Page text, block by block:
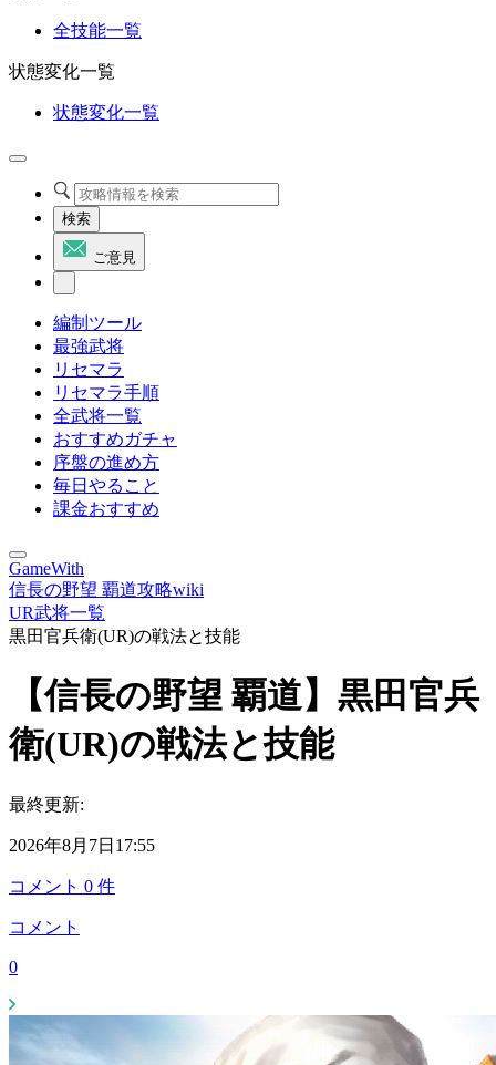
全技能一覧
状態変化一覧
状態変化一覧
検索
ご意見
編制ツール
最強武将
リセマラ
リセマラ手順
全武将一覧
おすすめガチャ
序盤の進め方
毎日やること
課金おすすめ
GameWith
信長の野望 覇道攻略wiki
UR武将一覧
黒田官兵衛(UR)の戦法と技能
【信長の野望 覇道】黒田官兵
衛(UR)の戦法と技能
最終更新:
2026年8月7日17:55
コメント 0 件
コメント
0